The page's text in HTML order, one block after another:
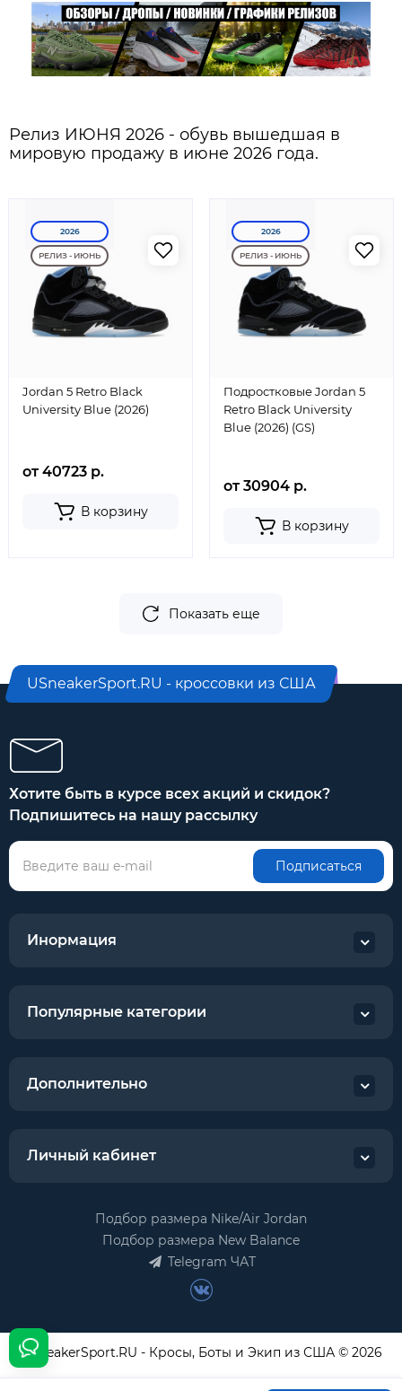
Релиз ИЮНЯ 2026 - обувь вышедшая в
мировую продажу в июне 2026 года.
2026
РЕЛИЗ - ИЮНЬ
Jordan 5 Retro Black
University Blue (2026)
от 40723 р.
В корзину
2026
РЕЛИЗ - ИЮНЬ
Подростковые Jordan 5
Retro Black University
Blue (2026) (GS)
от 30904 р.
В корзину
Показать еще
USneakerSport.RU - кроссовки из США
Хотите быть в курсе всех акций и скидок?
Подпишитесь на нашу рассылку
Подписаться
Инормация
Популярные категории
Дополнительно
Личный кабинет
Подбор размера Nike/Air Jordan
Подбор размера New Balance
Telegram ЧАТ
USneakerSport.RU - Кросы, Боты и Экип из США © 2026